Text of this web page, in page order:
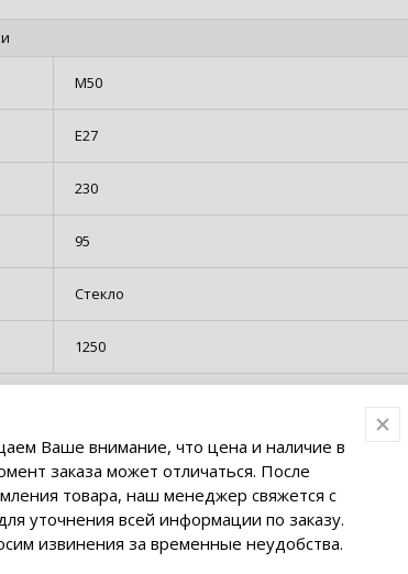
М50
Е27
230
95
Стекло
1250
Ваше внимание, что цена и наличие в
заказа может отличаться. После
товара, наш менеджер свяжется с
уточнения всей информации по заказу.
извинения за временные неудобства.